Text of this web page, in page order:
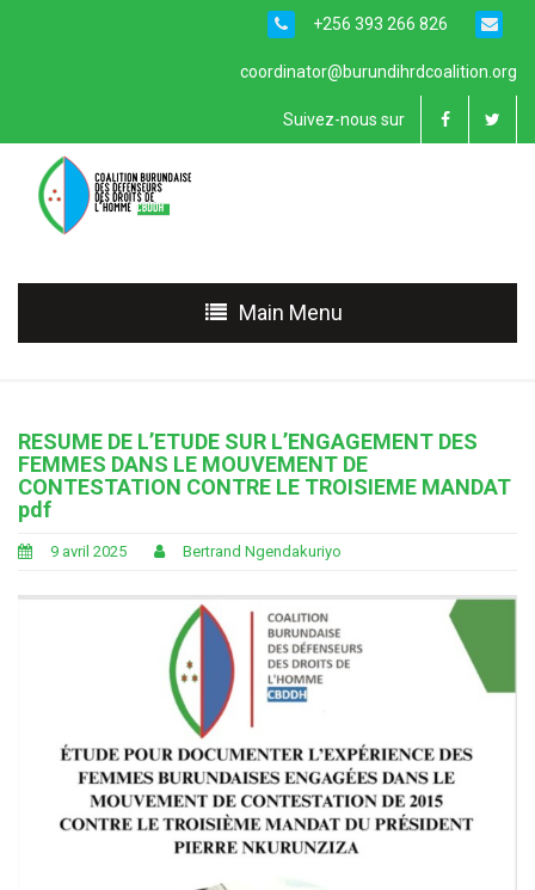
+256 393 266 826
coordinator@burundihrdcoalition.org
Suivez-nous sur
Main Menu
RESUME DE L’ETUDE SUR L’ENGAGEMENT DES
FEMMES DANS LE MOUVEMENT DE
CONTESTATION CONTRE LE TROISIEME MANDAT
pdf
9 avril 2025 Bertrand Ngendakuriyo